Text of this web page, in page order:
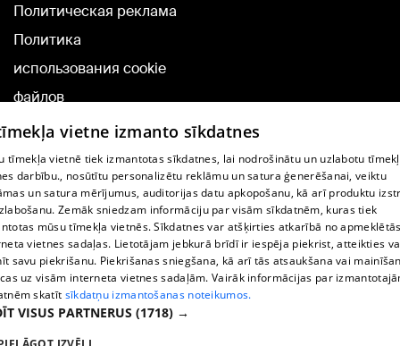
Политическая реклама
Политика
использования cookie
файлов
Добавление
комментариев
TВ-программа
Условия договора
360 Ziņu kontakti
Helio Media
Служба помощи портала: э-почта -
vietne izmanto sīkdatnes
tīmekļa vietnē tiek izmantotas sīkdatnes, lai nodrošinātu un uzlabotu
darbību., nosūtītu personalizētu reklāmu un satura ģenerēšanai, veiktu
un satura mērījumus, auditorijas datu apkopošanu, kā arī produktu
Zemāk sniedzam informāciju par visām sīkdatnēm, kuras tiek
mūsu tīmekļa vietnēs. Sīkdatnes var atšķirties atkarībā no
vietnes sadaļas. Lietotājam jebkurā brīdī ir iespēja piekrist, atteikties
savu piekrišanu. Piekrišanas sniegšana, kā arī tās atsaukšana vai
uz visām interneta vietnes sadaļām. Vairāk informācijas par
skatīt sīkdatņu izmantošanas noteikumos.
VISUS PARTNERUS (1718) →